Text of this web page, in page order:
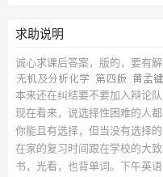
求助说明
诚心求课后答案， 版的，要有
本来还在纠结要不要加入辩论
现在看来，说选择性困难的人
你能且有选择，但当没有选择的
在家的复习时间跟在学校的大
书，光看，也背单词。下午英